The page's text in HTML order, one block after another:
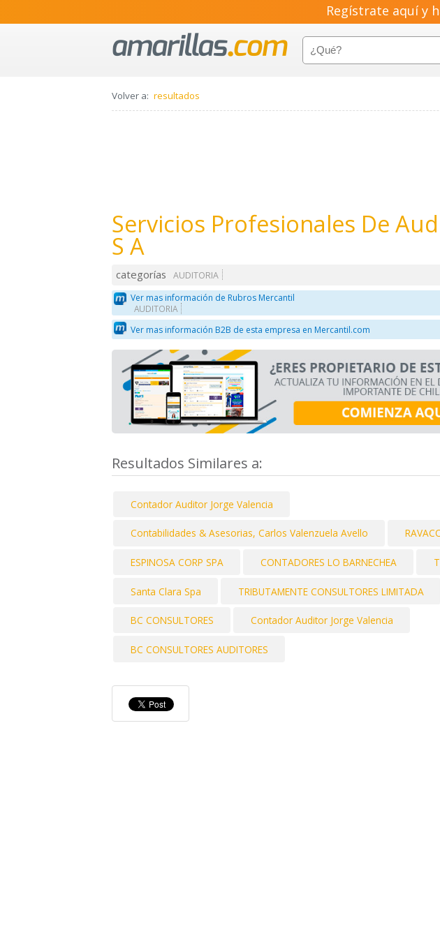
Regístrate aquí y
Volver a: resultados
Servicios Profesionales De
S A
categorías
AUDITORIA
Ver mas información de Rubros Mercantil
AUDITORIA
Ver mas información B2B de esta empresa en Mercantil.com
Resultados Similares a:
Contador Auditor Jorge Valencia
Contabilidades & Asesorias, Carlos Valenzuela Avello
ESPINOSA CORP SPA CONTADORES LO BARNECHEA
Santa Clara Spa TRIBUTAMENTE CONSULTORES LIMITADA
BC CONSULTORES Contador Auditor Jorge Valencia
BC CONSULTORES AUDITORES